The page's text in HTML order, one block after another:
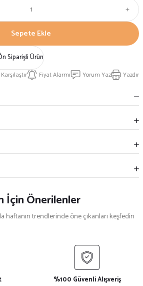
Sepete Ekle
Siparişli Ürün
Karşılaştır Fiyat Alarmı Yorum Yaz Yazdır
İçin Önerilenler
haftanın trendlerinde öne çıkanları keşfedin
Ayna Magnet Nks-01
%100 Güvenli Alışveriş